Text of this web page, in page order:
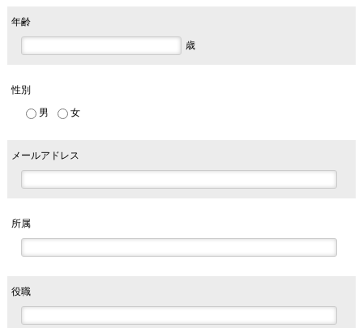
年齢
歳
性別
男
女
メールアドレス
所属
役職